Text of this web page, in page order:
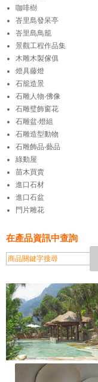
咖啡樹
峇里島發呆亭
峇里島鳥籠
景觀工程作品集
木雕木製傢俱
燈具藤燈
石籠造景
石雕人物‧佛像
石雕璧飾窗花
石雕盆‧燈組
石雕造型動物
石雕飾品‧藝品
綠動屋
苗木買賣
進口石材
進口石盆
門片雕花
在產品資訊中查詢